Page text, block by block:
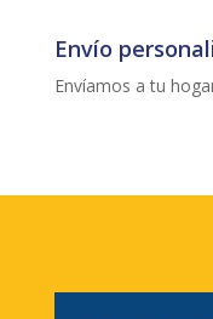
Envío
Envíamos a tu